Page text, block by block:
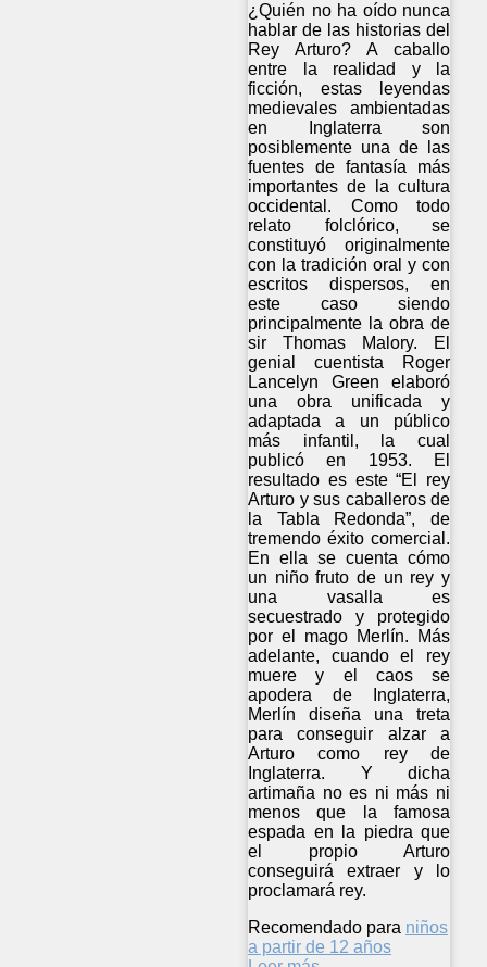
¿Quién no ha oído nunca
hablar de las historias del
Rey Arturo? A caballo
entre la realidad y la
ficción, estas leyendas
medievales ambientadas
en Inglaterra son
posiblemente una de las
fuentes de fantasía más
importantes de la cultura
occidental. Como todo
relato folclórico, se
constituyó originalmente
con la tradición oral y con
escritos dispersos, en
este caso siendo
principalmente la obra de
sir Thomas Malory. El
genial cuentista Roger
Lancelyn Green elaboró
una obra unificada y
adaptada a un público
más infantil, la cual
publicó en 1953. El
resultado es este “El rey
Arturo y sus caballeros de
la Tabla Redonda”, de
tremendo éxito comercial.
En ella se cuenta cómo
un niño fruto de un rey y
una vasalla es
secuestrado y protegido
por el mago Merlín. Más
adelante, cuando el rey
muere y el caos se
apodera de Inglaterra,
Merlín diseña una treta
para conseguir alzar a
Arturo como rey de
Inglaterra. Y dicha
artimaña no es ni más ni
menos que la famosa
espada en la piedra que
el propio Arturo
conseguirá extraer y lo
proclamará rey.
Recomendado para niños
a partir de 12 años